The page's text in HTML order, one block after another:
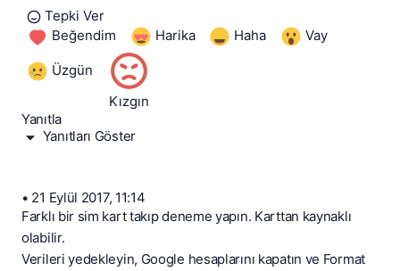
Tepki Ver
Beğendim
Harika Haha Vay
Üzgün
Kızgın
Yanıtla
Yanıtları Göster
• 21 Eylül 2017, 11:14
Farklı bir sim kart takıp deneme yapın. Karttan kaynaklı
olabilir.
Verileri yedekleyin, Google hesaplarını kapatın ve Format